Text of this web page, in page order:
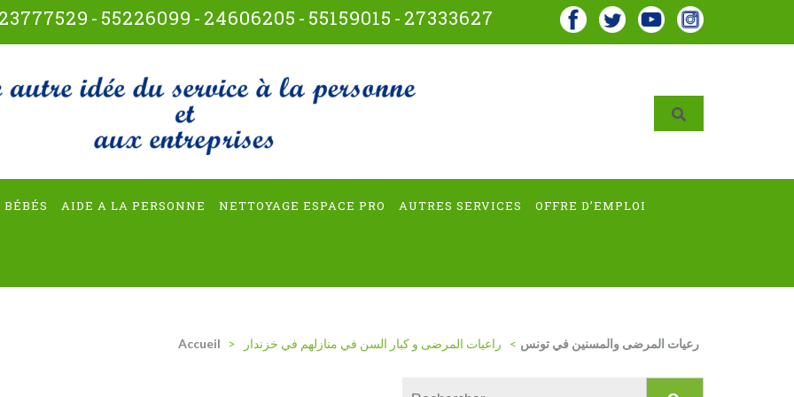
23777529 - 55226099 - 24606205 - 55159015 - 27333627
multiservices
BÉBÉS AIDE A LA PERSONNE NETTOYAGE ESPACE PRO AUTRES SERVICES OFFRE D’EMPLOI
Accueil > رعيات المرضى والمسنين في تونس > راعيات المرضى و كبار السن في منازلهم في خزندار
Rechercher :